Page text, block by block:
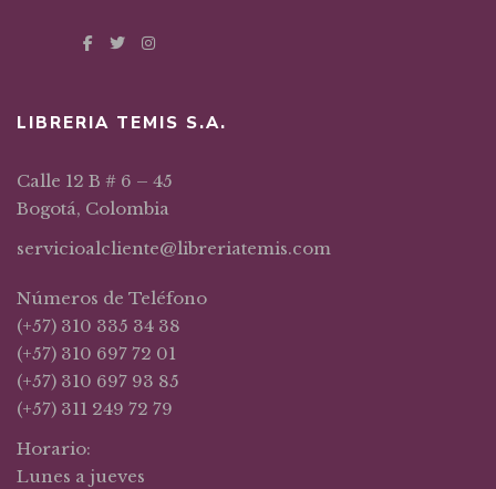
LIBRERIA TEMIS S.A.
Calle 12 B # 6 – 45
Bogotá, Colombia
servicioalcliente@libreriatemis.com
Números de Teléfono
(+57) 310 335 34 38
(+57) 310 697 72 01
(+57) 310 697 93 85
(+57) 311 249 72 79
Horario:
Lunes a jueves